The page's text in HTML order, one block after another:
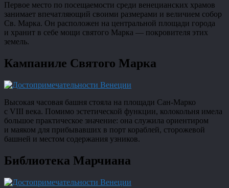
Первое место по посещаемости среди венецианских храмов
занимает впечатляющий своими размерами и величием собор
Св. Марка. Он расположен на центральной площади города
и хранит в себе мощи святого Марка — покровителя этих
земель.
Кампаниле Святого Марка
Высокая часовая башня стояла на площади Сан-Марко
с VIII века. Помимо эстетической функции, колокольня имела
большое практическое значение: она служила ориентиром
и маяком для прибывавших в порт кораблей, сторожевой
башней и местом содержания узников.
Библиотека Марчиана